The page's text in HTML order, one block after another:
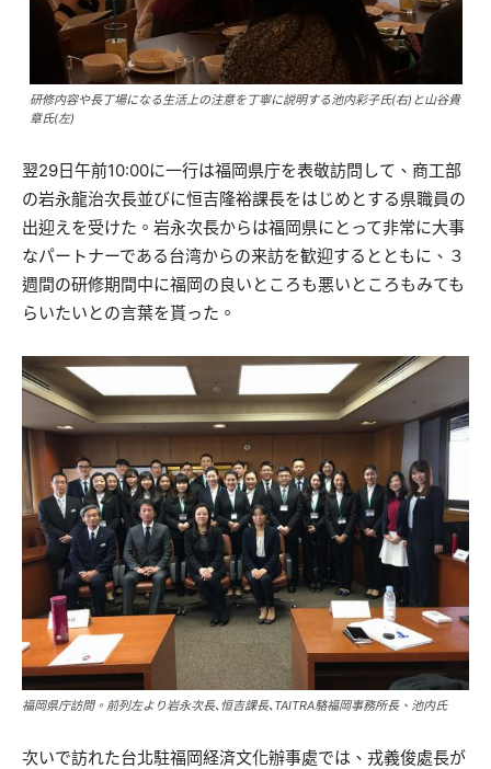
研修内容や長丁場になる生活上の注意を丁寧に説明する池内彩子氏(右)と山谷貴
章氏(左)
翌29日午前10:00に一行は福岡県庁を表敬訪問して、商工部
の岩永龍治次長並びに恒吉隆裕課長をはじめとする県職員の
出迎えを受けた。岩永次長からは福岡県にとって非常に大事
なパートナーである台湾からの来訪を歓迎するとともに、３
週間の研修期間中に福岡の良いところも悪いところもみても
らいたいとの言葉を貰った。
福岡県庁訪問。前列左より岩永次長､恒吉課長､TAITRA駱福岡事務所長、池内氏
次いで訪れた台北駐福岡経済文化辦事處では、戎義俊處長が